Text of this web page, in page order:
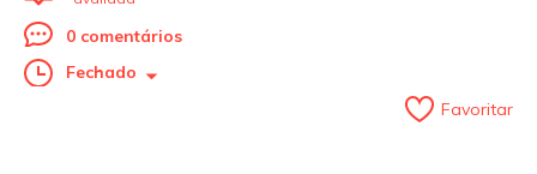
0 comentários
Fechado
Favoritar